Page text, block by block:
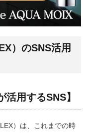
）のSNS活用
活用するSNS】
）は、これまでの時